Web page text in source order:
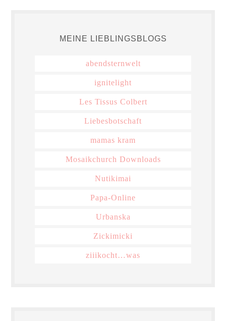
MEINE LIEBLINGSBLOGS
abendsternwelt
ignitelight
Les Tissus Colbert
Liebesbotschaft
mamas kram
Mosaikchurch Downloads
Nutikimai
Papa-Online
Urbanska
Zickimicki
ziiikocht…was